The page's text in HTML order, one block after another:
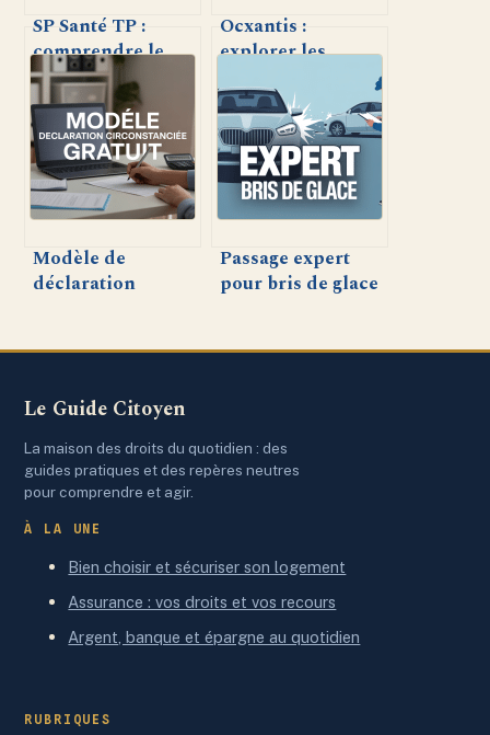
SP Santé TP :
comprendre le
tiers payant et
optimiser son
usage au
quotidien
Ocxantis :
explorer les
et innovations de
ce leader
technologique
Modèle de
déclaration
usages et
Passage expert
pour bris de glace
conseils
Le Guide Citoyen
La maison des droits du quotidien : des
guides pratiques et des repères neutres
pour comprendre et agir.
À LA UNE
Bien choisir et sécuriser son logement
Assurance : vos droits et vos recours
Argent, banque et épargne au quotidien
RUBRIQUES